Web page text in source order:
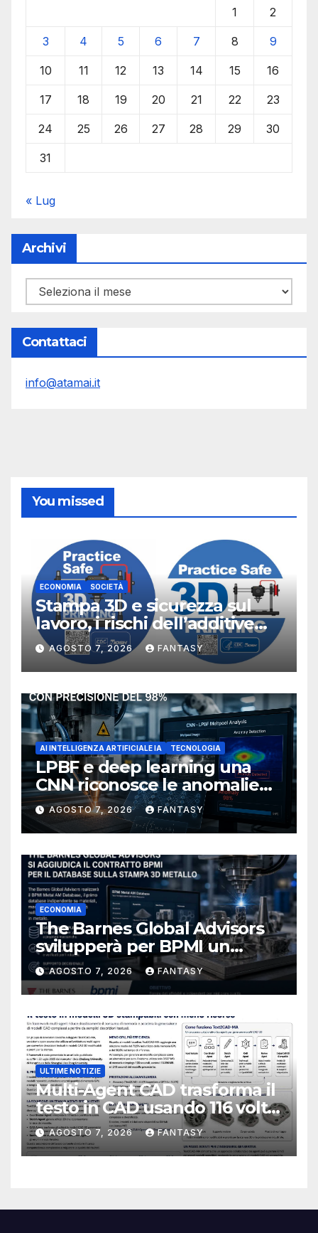
1 2
3 4 5 6 7 8 9
10 11 12 13 14 15 16
17 18 19 20 21 22 23
24 25 26 27 28 29 30
31
« Lug
Archivi
Archivi
Contattaci
info@atamai.it
You missed
ECONOMIA SOCIETÀ
Stampa 3D e sicurezza sul
lavoro, i rischi dell’additive
manufacturing secondo
NIOSH
AGOSTO 7, 2026 FANTASY
AI INTELLIGENZA ARTIFICIALE IA TECNOLOGIA
LPBF e deep learning una
CNN riconosce le anomalie
del bagno di fusione
AGOSTO 7, 2026 FANTASY
ECONOMIA
The Barnes Global Advisors
svilupperà per BPMI un
database per la stampa 3D
metallica destinata alla filiera
navale statunitense
AGOSTO 7, 2026 FANTASY
ULTIME NOTIZIE
Multi-Agent CAD trasforma il
testo in CAD usando 116 volte
meno token
AGOSTO 7, 2026 FANTASY